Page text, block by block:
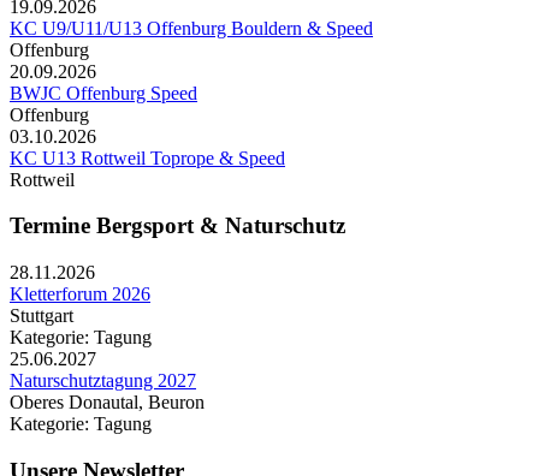
19.09.2026
KC U9/U11/U13 Offenburg Bouldern & Speed
Offenburg
20.09.2026
BWJC Offenburg Speed
Offenburg
03.10.2026
KC U13 Rottweil Toprope & Speed
Rottweil
Termine Bergsport & Naturschutz
28.11.2026
Kletterforum 2026
Stuttgart
Kategorie: Tagung
25.06.2027
Naturschutztagung 2027
Oberes Donautal, Beuron
Kategorie: Tagung
Unsere Newsletter